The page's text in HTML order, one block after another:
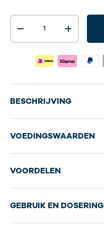
Aantal
-
+
BESCHRIJVING
VOEDINGSWAARDEN
VOORDELEN
GEBRUIK EN DOSERING